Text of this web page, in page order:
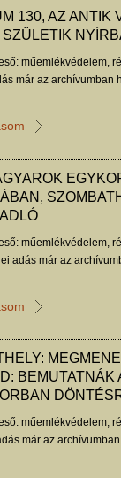
130, AZ ANTIK
SZÜLETIK
műemlékvédelem,
már az archívumban
műemlékvédelem,
adás már az
BEMUTATNÁK
műemlékvédelem,
már az